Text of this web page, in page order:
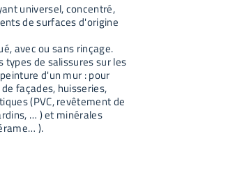
universel, concentré,
de surfaces d'origine
avec ou sans rinçage.
de salissures sur les
d'un mur : pour
façades, huisseries,
(PVC, revêtement de
… ) et minérales
).